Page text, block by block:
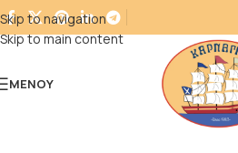
Skip to navigation
Skip to main content
ΜΕΝΟΎ